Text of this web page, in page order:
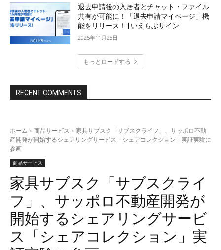
退去申請後の入居者とチャット・ファイル
共有が可能に！「退去申請マイページ」機
能をリリース！ | いえらぶサイン
2025年11月25日
もっとロードする
RECENT COMMENTS